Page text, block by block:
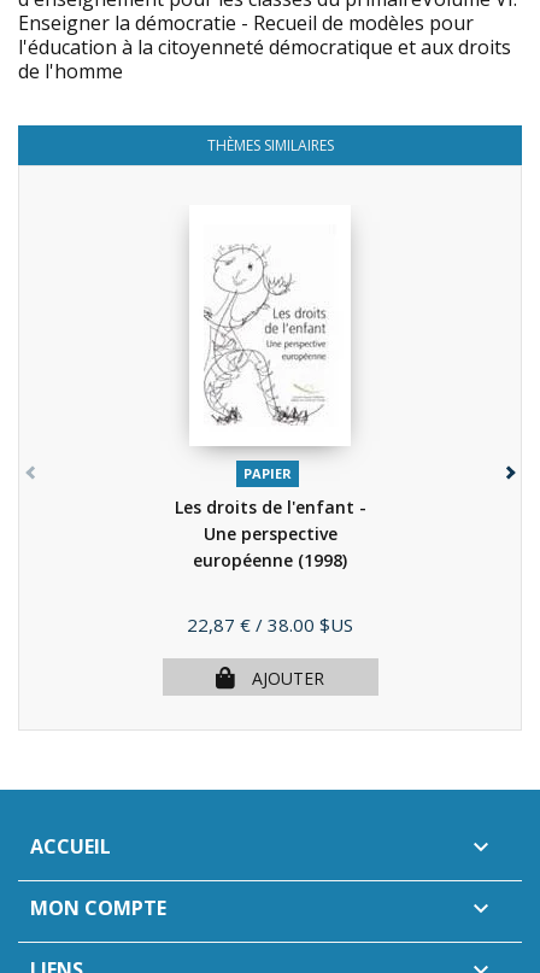
Enseigner la démocratie - Recueil de modèles pour
l'éducation à la citoyenneté démocratique et aux droits
de l'homme
THÈMES SIMILAIRES
PAPIER
Les droits de l'enfant -
Une perspective
européenne (1998)
Prix
22,87 € / 38.00 $US
AJOUTER
ACCUEIL 
MON COMPTE 